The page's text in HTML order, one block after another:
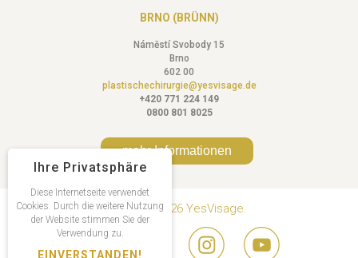
BRNO (BRÜNN)
Náměstí Svobody 15
Brno
602 00
plastischechirurgie@yesvisage.de
+420 771 224 149
0800 801 8025
mehr Informationen
Copyright © 2026 YesVisage.
Ihre Privatsphäre
Diese Internetseite verwendet
Cookies. Durch die weitere Nutzung
der Website stimmen Sie der
Verwendung zu.
EINVERSTANDEN!